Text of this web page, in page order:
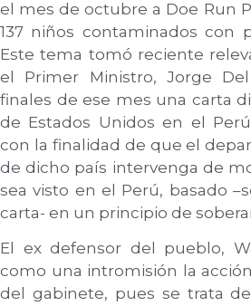
el mes de octubre a Doe Run
137 niños contaminados con
Este tema tomó reciente
el Primer Ministro, Jorge
finales de ese mes una carta
de Estados Unidos en el
con la finalidad de que el
de dicho país intervenga de
sea visto en el Perú, basado
carta- en un principio de
El ex defensor del pueblo,
como una intromisión la
del gabinete, pues se trata